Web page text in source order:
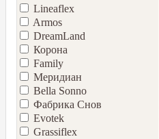
Lineaflex
Armos
DreamLand
Корона
Family
Меридиан
Bella Sonno
Фабрика Снов
Еvotek
Grassiflex